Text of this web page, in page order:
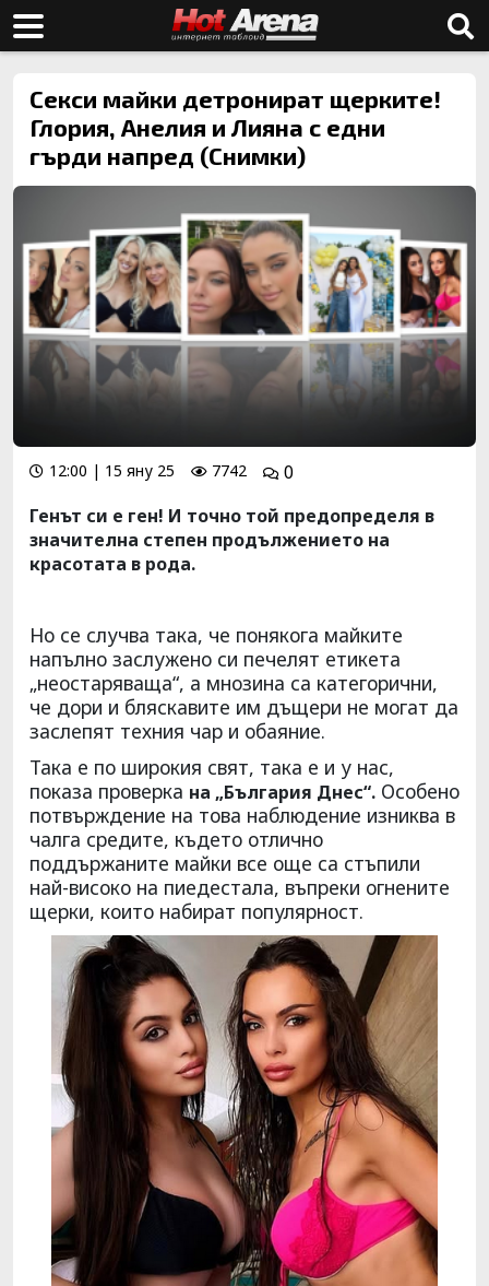
Секси майки детронират щерките!
Глория, Анелия и Лияна с едни
гърди напред (Снимки)
12:00 | 15 яну 25 7742
0
Генът си е ген! И точно той предопределя в
значителна степен продължението на
красотата в рода.
Но се случва така, че понякога майките
напълно заслужено си печелят етикета
„неостаряваща“, а мнозина са категорични,
че дори и бляскавите им дъщери не могат да
заслепят техния чар и обаяние.
Така е по широкия свят, така е и у нас,
показа проверка на „България Днес“. Особено
потвърждение на това наблюдение изниква в
чалга средите, където отлично
поддържаните майки все още са стъпили
най-високо на пиедестала, въпреки огнените
щерки, които набират популярност.